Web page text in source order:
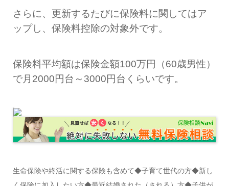
さらに、更新するたびに保険料に関してはア
ップし、保険料控除の対象外です。
保険料平均額は保険金額100万円（60歳男性）
で月2000円台～3000円台くらいです。
生命保険や終活に関する保険も含めて◆子育て世代の方◆新し